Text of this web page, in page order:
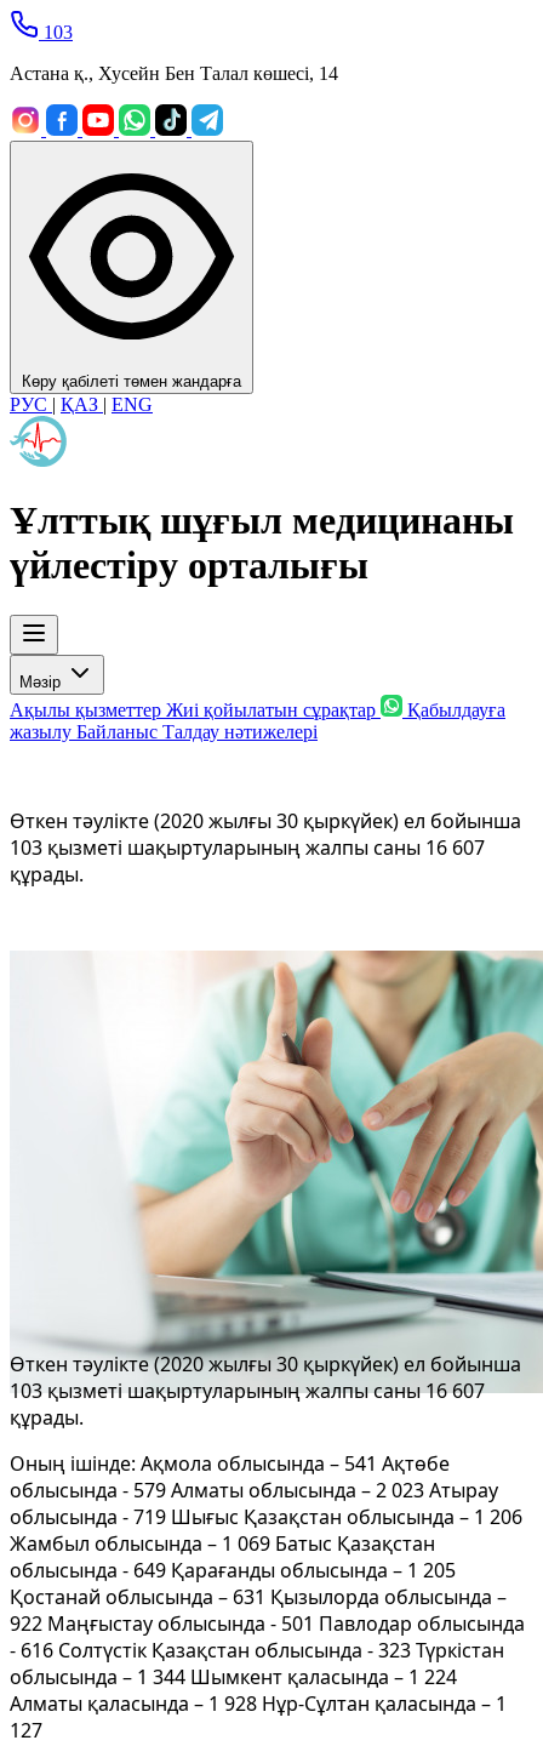
103
Астана қ., Хусейн Бен Талал көшесі, 14
Көру қабілеті төмен жандарға
РУС | ҚАЗ | ENG
Ұлттық шұғыл медицинаны
үйлестіру орталығы
Мәзір
Ақылы қызметтер Жиі қойылатын сұрақтар
Қабылдауға
жазылу Байланыс Талдау нәтижелері
Өткен тәулікте (2020 жылғы 30 қыркүйек) ел бойынша
103 қызметі шақыртуларының жалпы саны 16 607
құрады.
Өткен тәулікте (2020 жылғы 30 қыркүйек) ел бойынша
103 қызметі шақыртуларының жалпы саны 16 607
құрады.
Оның ішінде: Ақмола облысында – 541 Ақтөбе
облысында - 579 Алматы облысында – 2 023 Атырау
облысында - 719 Шығыс Қазақстан облысында – 1 206
Жамбыл облысында – 1 069 Батыс Қазақстан
облысында - 649 Қарағанды облысында – 1 205
Қостанай облысында – 631 Қызылорда облысында –
922 Маңғыстау облысында - 501 Павлодар облысында
- 616 Солтүстік Қазақстан облысында - 323 Түркістан
облысында – 1 344 Шымкент қаласында – 1 224
Алматы қаласында – 1 928 Нұр-Сұлтан қаласында – 1
127